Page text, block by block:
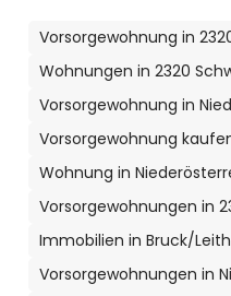
Vorsorgewohnung in
Wohnungen in 2320
Vorsorgewohnung in
Vorsorgewohnung
Wohnung in
Vorsorgewohnungen in
Immobilien in Bruck/
Vorsorgewohnungen in